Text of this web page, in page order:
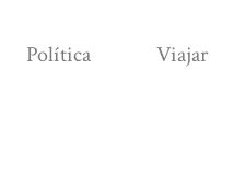
Política Viajar